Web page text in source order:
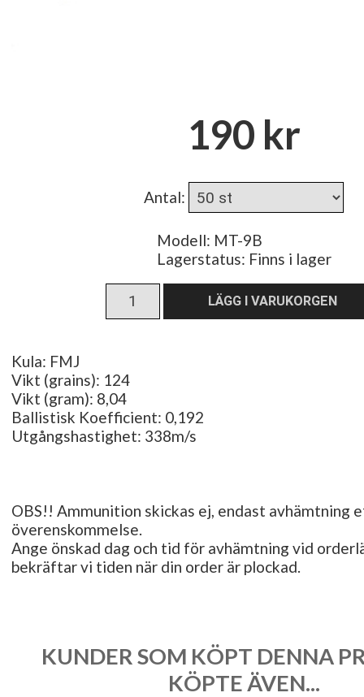
190 kr
Antal:
Modell: MT-9B
Lagerstatus: Finns i lager
Kula: FMJ
Vikt (grains): 124
Vikt (gram): 8,04
Ballistisk Koefficient: 0,192
Utgångshastighet: 338m/s
OBS!! Ammunition skickas ej, endast avhämtning
överenskommelse.
Ange önskad dag och tid för avhämtning vid
bekräftar vi tiden när din order är plockad.
KUNDER SOM KÖPT DENNA
KÖPTE ÄVEN...